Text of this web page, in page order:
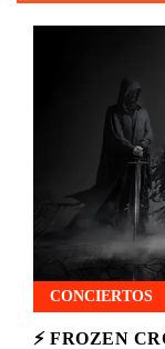
CONCIERTOS
⚡ FROZEN